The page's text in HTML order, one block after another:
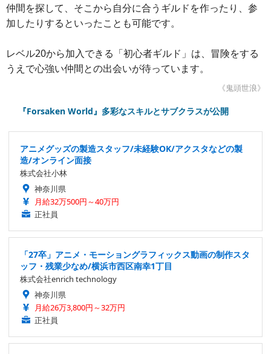
仲間を探して、そこから自分に合うギルドを作ったり、参
加したりするといったことも可能です。
レベル20から加入できる「初心者ギルド」は、冒険をする
うえで心強い仲間との出会いが待っています。
《鬼頭世浪》
『Forsaken World』多彩なスキルとサブクラスが公開
アニメグッズの製造スタッフ/未経験OK/アクスタなどの製
造/オンライン面接
株式会社小林
神奈川県
月給32万500円～40万円
正社員
「27卒」アニメ・モーショングラフィックス動画の制作スタ
ッフ・残業少なめ/横浜市西区南幸1丁目
株式会社enrich technology
神奈川県
月給26万3,800円～32万円
正社員